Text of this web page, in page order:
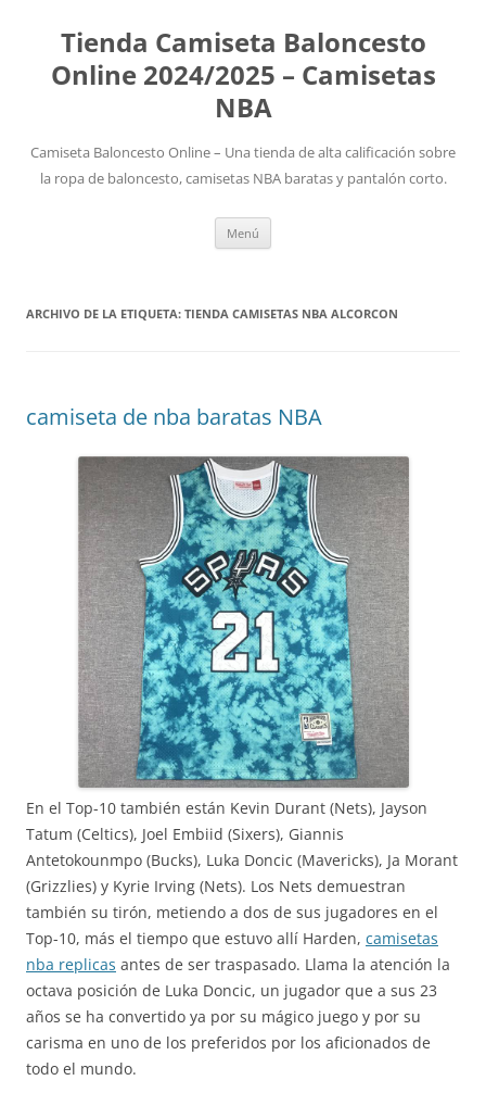
Tienda Camiseta Baloncesto
Online 2024/2025 – Camisetas
NBA
Camiseta Baloncesto Online – Una tienda de alta calificación sobre
la ropa de baloncesto, camisetas NBA baratas y pantalón corto.
Menú
ARCHIVO DE LA ETIQUETA: TIENDA CAMISETAS NBA ALCORCON
camiseta de nba baratas NBA
En el Top-10 también están Kevin Durant (Nets), Jayson
Tatum (Celtics), Joel Embiid (Sixers), Giannis
Antetokounmpo (Bucks), Luka Doncic (Mavericks), Ja Morant
(Grizzlies) y Kyrie Irving (Nets). Los Nets demuestran
también su tirón, metiendo a dos de sus jugadores en el
Top-10, más el tiempo que estuvo allí Harden, camisetas
nba replicas antes de ser traspasado. Llama la atención la
octava posición de Luka Doncic, un jugador que a sus 23
años se ha convertido ya por su mágico juego y por su
carisma en uno de los preferidos por los aficionados de
todo el mundo.